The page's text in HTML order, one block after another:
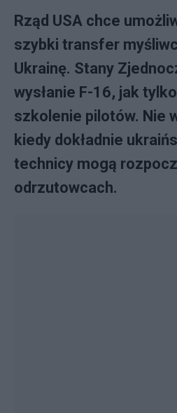
Rząd USA chce
szybki transfer
Ukrainę. Stany
wysłanie F-16, jak
szkolenie pilotów. Nie
kiedy dokładnie
technicy mogą
odrzutowcach.